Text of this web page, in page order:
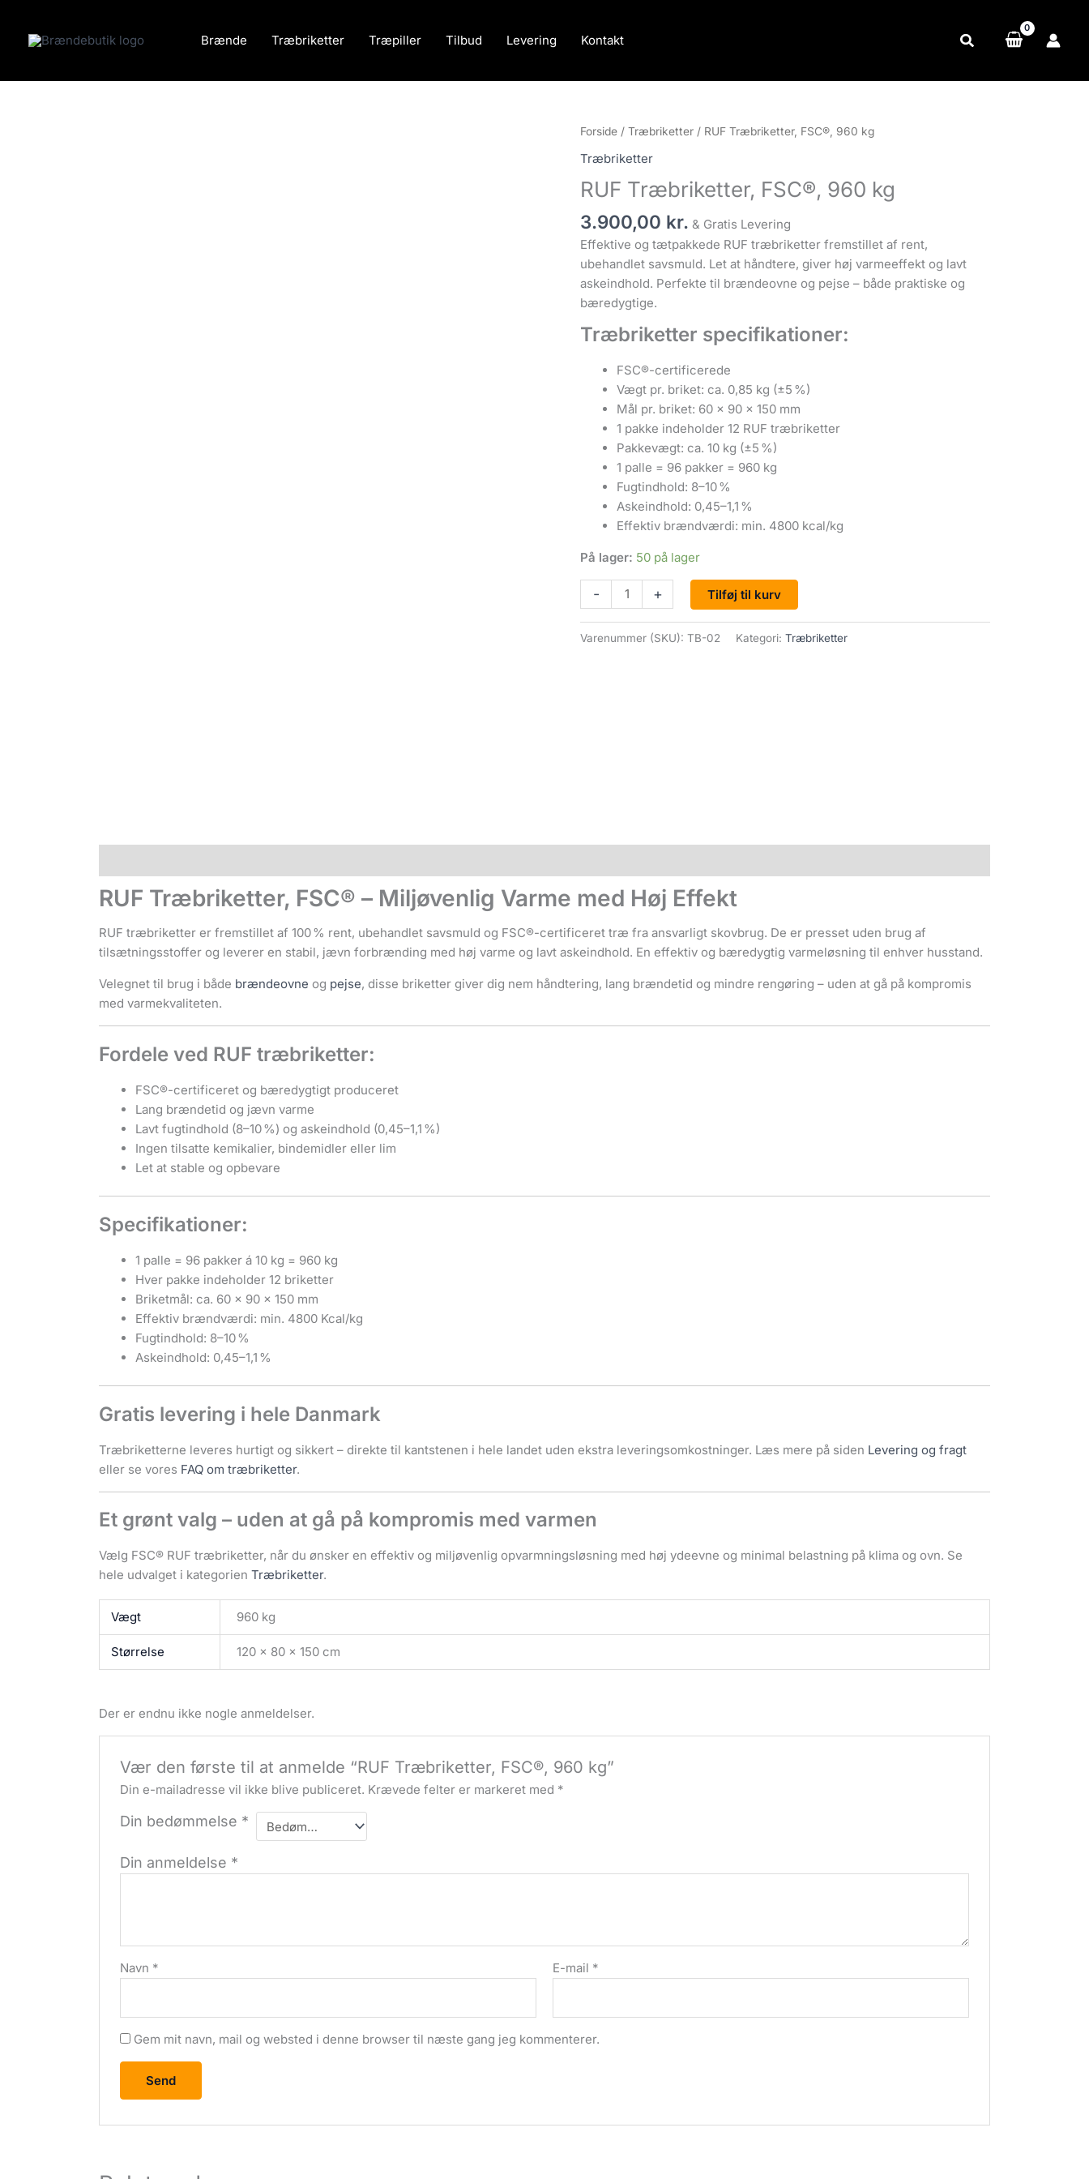
indholdet
Brænde Træbriketter Træpiller Tilbud Levering Kontakt Søg
Forside / Træbriketter / RUF Træbriketter, FSC®, 960 kg
Træbriketter
RUF Træbriketter, FSC®, 960 kg
3.900,00 kr. & Gratis Levering
Effektive og tætpakkede RUF træbriketter fremstillet af rent,
ubehandlet savsmuld. Let at håndtere, giver høj varmeeffekt og lavt
askeindhold. Perfekte til brændeovne og pejse – både praktiske og
bæredygtige.
Træbriketter specifikationer:
FSC®-certificerede
Vægt pr. briket: ca. 0,85 kg (±5 %)
Mål pr. briket: 60 × 90 × 150 mm
1 pakke indeholder 12 RUF træbriketter
Pakkevægt: ca. 10 kg (±5 %)
1 palle = 96 pakker = 960 kg
Fugtindhold: 8–10 %
Askeindhold: 0,45–1,1 %
Effektiv brændværdi: min. 4800 kcal/kg
På lager: 50 på lager
-
RUF
Træbriketter,
FSC®,
960
antal
+ Tilføj til kurv
Varenummer (SKU): TB-02 Kategori: Træbriketter
RUF Træbriketter, FSC® – Miljøvenlig Varme med Høj Effekt
RUF træbriketter er fremstillet af 100 % rent, ubehandlet savsmuld og FSC®-certificeret træ fra ansvarligt skovbrug. De er presset uden brug af
tilsætningsstoffer og leverer en stabil, jævn forbrænding med høj varme og lavt askeindhold. En effektiv og bæredygtig varmeløsning til enhver husstand.
Velegnet til brug i både brændeovne og pejse, disse briketter giver dig nem håndtering, lang brændetid og mindre rengøring – uden at gå på kompromis
med varmekvaliteten.
Fordele ved RUF træbriketter:
FSC®-certificeret og bæredygtigt produceret
Lang brændetid og jævn varme
Lavt fugtindhold (8–10 %) og askeindhold (0,45–1,1 %)
Ingen tilsatte kemikalier, bindemidler eller lim
Let at stable og opbevare
Specifikationer:
1 palle = 96 pakker á 10 kg = 960 kg
Hver pakke indeholder 12 briketter
Briketmål: ca. 60 × 90 × 150 mm
Effektiv brændværdi: min. 4800 Kcal/kg
Fugtindhold: 8–10 %
Askeindhold: 0,45–1,1 %
Gratis levering i hele Danmark
Træbriketterne leveres hurtigt og sikkert – direkte til kantstenen i hele landet uden ekstra leveringsomkostninger. Læs mere på siden Levering og fragt
eller se vores FAQ om træbriketter.
Et grønt valg – uden at gå på kompromis med varmen
Vælg FSC® RUF træbriketter, når du ønsker en effektiv og miljøvenlig opvarmningsløsning med høj ydeevne og minimal belastning på klima og ovn. Se
hele udvalget i kategorien Træbriketter.
Vægt 960 kg
Størrelse 120 × 80 × 150 cm
Der er endnu ikke nogle anmeldelser.
Vær den første til at anmelde “RUF Træbriketter, FSC®, 960 kg”
Din e-mailadresse vil ikke blive publiceret. Krævede felter er markeret med *
Din bedømmelse *
Din anmeldelse *
Navn * E-mail *
Gem mit navn, mail og websted i denne browser til næste gang jeg kommenterer.